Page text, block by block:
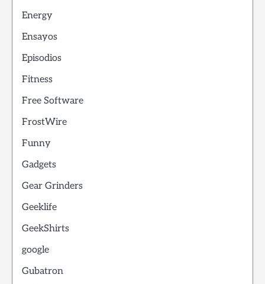
Energy
Ensayos
Episodios
Fitness
Free Software
FrostWire
Funny
Gadgets
Gear Grinders
Geeklife
GeekShirts
google
Gubatron